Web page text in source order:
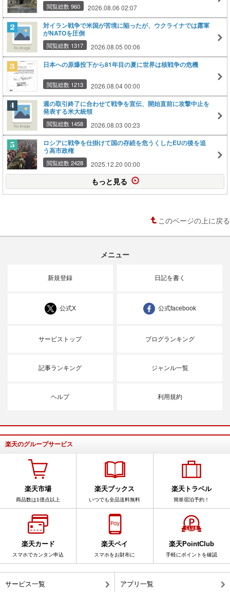
閲覧総数 960 2026.08.06 02:07
対イラン戦争で米国が苦境に陥ったが、ウクライナでは露軍
がNATOを圧倒
閲覧総数 1317 2026.08.05 00:06
日本への原爆投下から81年目の夏に世界は核戦争の危機
閲覧総数 1213 2026.08.04 00:00
週の取引終了に合わせて戦争を宣伝、開始直前に攻撃中止を
発表する米大統領
閲覧総数 1458 2026.08.03 00:23
ロシアに戦争を仕掛けて国の存続を危うくしたEUの後を追
う高市政権
閲覧総数 2428 2025.12.20 00:00
もっと見る
このページの上に戻る
メニュー
新規登録 日記を書く
公式X 公式facebook
サービストップ ブログランキング
記事ランキング ジャンル一覧
ヘルプ 利用規約
楽天のグループサービス
楽天市場
商品数は1億点以上
楽天ブックス
いつでも全品送料無料
楽天トラベル
簡単宿泊予約！
楽天カード
スマホでカンタン申込
楽天ペイ
スマホをお財布に
楽天PointClub
手軽にポイントを確認
サービス一覧 アプリ一覧